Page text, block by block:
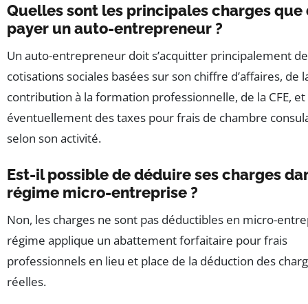
Quelles sont les principales charges que
payer un auto-entrepreneur ?
Un auto-entrepreneur doit s’acquitter principalement
cotisations sociales basées sur son chiffre d’affaires, de
contribution à la formation professionnelle, de la CFE, et
éventuellement des taxes pour frais de chambre
selon son activité.
Est-il possible de déduire ses charges
régime micro-entreprise ?
Non, les charges ne sont pas déductibles en micro-
régime applique un abattement forfaitaire pour frais
professionnels en lieu et place de la déduction des
réelles.